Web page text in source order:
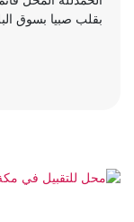
بقلب صبيا بسوق